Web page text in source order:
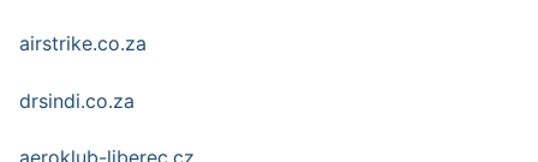
airstrike.co.za
drsindi.co.za